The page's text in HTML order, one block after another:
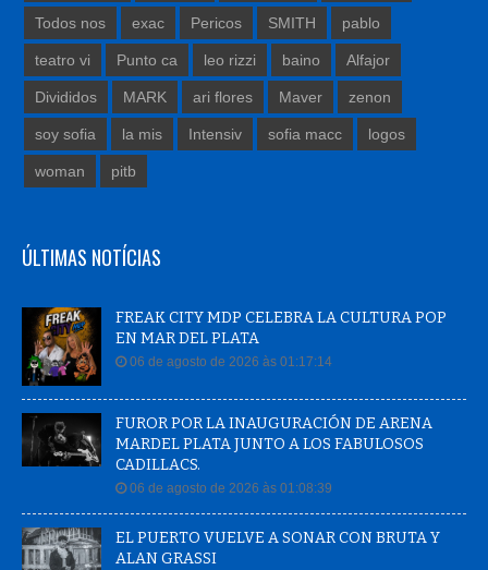
Todos nos exac Pericos SMITH pablo
teatro vi Punto ca leo rizzi baino Alfajor
Divididos MARK ari flores Maver zenon
soy sofia la mis Intensiv sofia macc logos
woman pitb
ÚLTIMAS NOTÍCIAS
FREAK CITY MDP CELEBRA LA CULTURA POP
EN MAR DEL PLATA
06 de agosto de 2026 às 01:17:14
FUROR POR LA INAUGURACIÓN DE ARENA
MARDEL PLATA JUNTO A LOS FABULOSOS
CADILLACS.
06 de agosto de 2026 às 01:08:39
EL PUERTO VUELVE A SONAR CON BRUTA Y
ALAN GRASSI